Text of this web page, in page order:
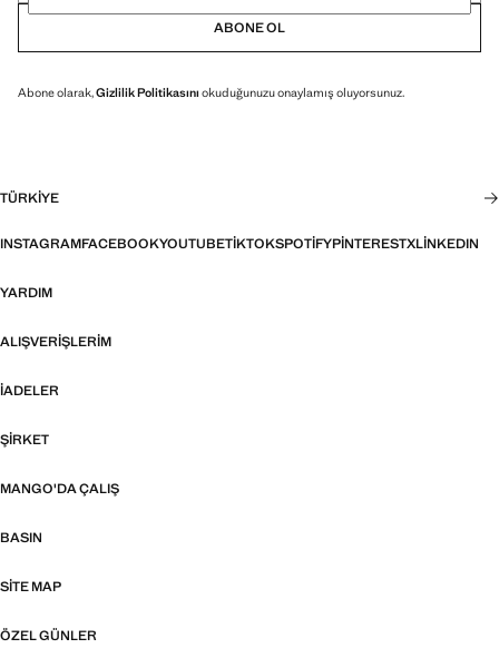
ABONE OL
Abone olarak,Gizlilik Politikasını okuduğunuzu onaylamış oluyorsunuz.
TÜRKIYE
INSTAGRAMFACEBOOKYOUTUBETIKTOKSPOTIFYPINTERESTXLINKEDIN
YARDIM
ALIŞVERIŞLERIM
İADELER
ŞIRKET
MANGO'DA ÇALIŞ
BASIN
SITE MAP
ÖZEL GÜNLER